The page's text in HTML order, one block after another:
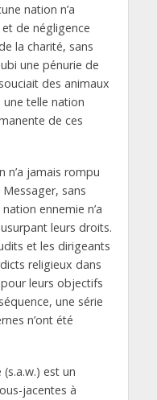
nation n’a
de négligence
la charité, sans
une pénurie de
des animaux
telle nation
de ces
n’a jamais rompu
sans
ennemie n’a
leurs droits.
et les dirigeants
religieux dans
leurs objectifs
une série
n’ont été
est un
jacentes à